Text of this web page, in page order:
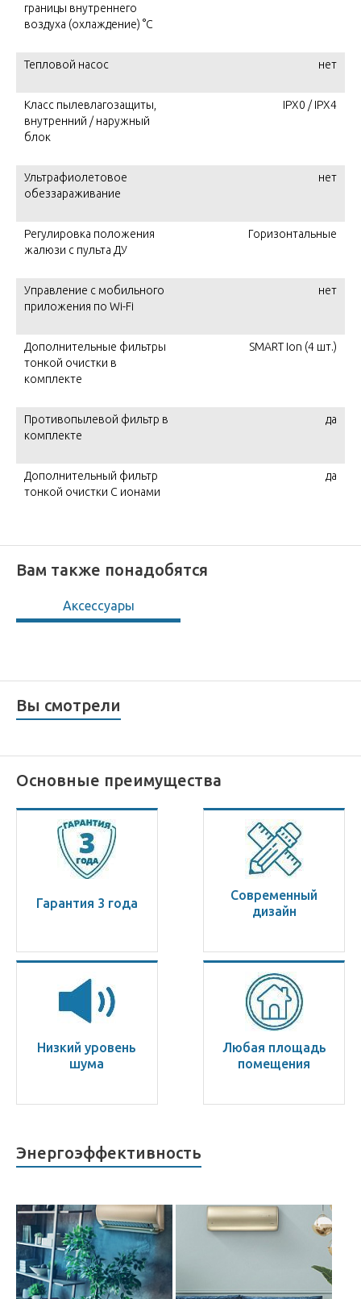
границы внутреннего
воздуха (охлаждение) °C
Тепловой насос нет
Класс пылевлагозащиты,
внутренний / наружный
блок
IPX0 / IPX4
Ультрафиолетовое
обеззараживание
нет
Регулировка положения
жалюзи с пульта ДУ
Горизонтальные
Управление c мобильного
приложения по Wi-Fi
нет
Дополнительные фильтры
тонкой очистки в
комплекте
SMART Ion (4 шт.)
Противопылевой фильтр в
комплекте
да
Дополнительный фильтр
тонкой очистки С ионами
да
Вам также понадобятся
Аксессуары
Вы смотрели
Основные преимущества
Гарантия 3 года
Современный
дизайн
Низкий уровень
шума
Любая площадь
помещения
Энергоэффективность